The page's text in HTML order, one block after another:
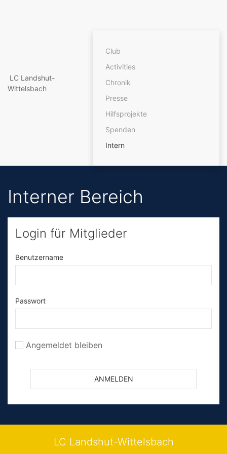
LC Landshut-
Wittelsbach
Club
Activities
Chronik
Presse
Hilfsprojekte
Spenden
Intern
Interner Bereich
Login für Mitglieder
Benutzername
Passwort
Angemeldet bleiben
LC Landshut-Wittelsbach